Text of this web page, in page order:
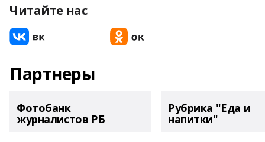
Читайте нас
Партнеры
Фотобанк
журналистов РБ
Рубрика "Еда и
напитки"